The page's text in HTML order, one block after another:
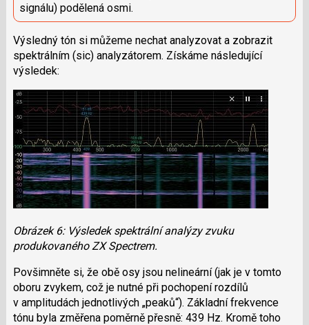
signálu) podělená osmi.
Výsledný tón si můžeme nechat analyzovat a zobrazit
spektrálním (sic) analyzátorem. Získáme následující
výsledek:
Obrázek 6: Výsledek spektrální analýzy zvuku
produkovaného ZX Spectrem.
Povšimněte si, že obě osy jsou nelineární (jak je v tomto
oboru zvykem, což je nutné při pochopení rozdílů
v amplitudách jednotlivých „peaků“). Základní frekvence
tónu byla změřena poměrně přesně: 439 Hz. Kromě toho